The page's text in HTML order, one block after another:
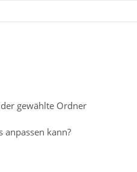
gewählte Ordner
kann?